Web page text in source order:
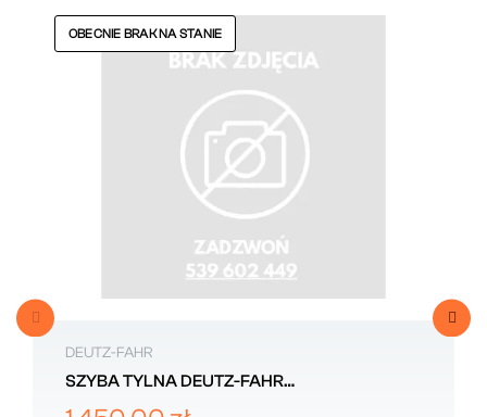
OBECNIE BRAK NA STANIE
DEUTZ-FAHR
SZYBA TYLNA DEUTZ-FAHR
0.020.5728.0/30